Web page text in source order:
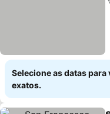
Selecione as datas para
exatos.